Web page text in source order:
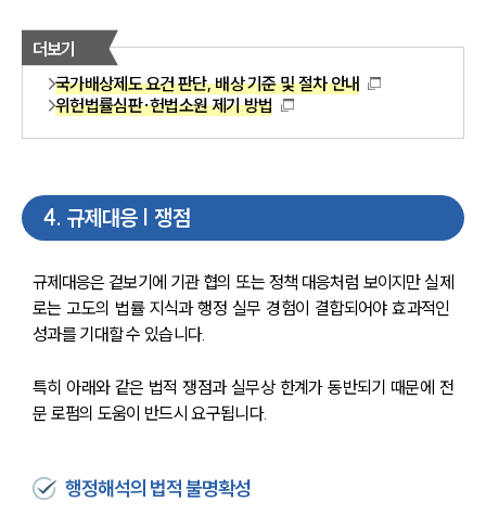
더보기
국가배상제도 요건 판단, 배상 기준 및 절차 안내
위헌법률심판·헌법소원 제기 방법
4. 규제대응 | 쟁점
규제대응은 겉보기에 기관 협의 또는 정책 대응처럼 보이지만 실제
로는 고도의 법률 지식과 행정 실무 경험이 결합되어야 효과적인
성과를 기대할 수 있습니다.
특히 아래와 같은 법적 쟁점과 실무상 한계가 동반되기 때문에 전
문 로펌의 도움이 반드시 요구됩니다.
행정해석의 법적 불명확성